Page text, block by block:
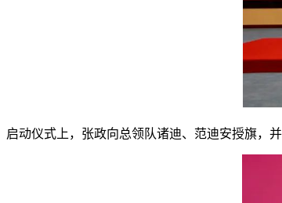
启动仪式上，张政向总领队诸迪、范迪安授旗，